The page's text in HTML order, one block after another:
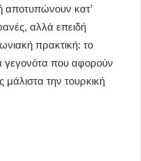
αποτυπώνουν κατ’
αλλά επειδή
πρακτική: το
γεγονότα που αφορούν
την τουρκική